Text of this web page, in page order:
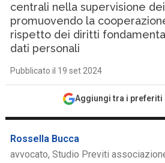
centrali nella supervisione
promuovendo la
rispetto dei diritti
dati personali
Pubblicato il 19 set 2024
Aggiungi tra i preferiti
Rossella Bucca
avvocato, Studio Previti